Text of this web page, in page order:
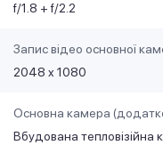
f/1.8 + f/2.2
Запис відео основної
2048 x 1080
Основна камера
Вбудована тепловізійна